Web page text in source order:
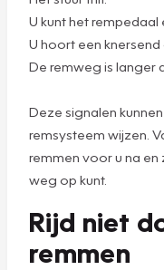
U kunt het rempedaal
U hoort een knersend
De remweg is langer
Deze signalen
remsysteem wijzen.
remmen voor u na
weg op kunt.
Rijd niet
remmen